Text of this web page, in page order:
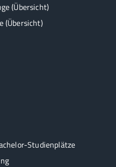
(Übersicht)
(Übersicht)
Studienplätze